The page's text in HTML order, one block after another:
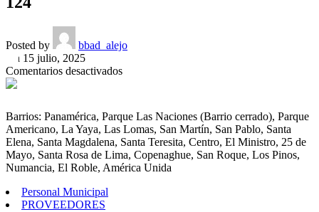
Posted by
bbad_alejo
On 15 julio, 2025
Comentarios desactivadosen
de
la
Ordenanza
Nº
124
Barrios: Panamérica, Parque Las Naciones (Barrio cerrado), Parque
Americano, La Yaya, Las Lomas, San Martín, San Pablo, Santa
Elena, Santa Magdalena, Santa Teresita, Centro, El Ministro, 25 de
Mayo, Santa Rosa de Lima, Copenaghue, San Roque, Los Pinos,
Numancia, El Roble, América Unida
Personal Municipal
PROVEEDORES